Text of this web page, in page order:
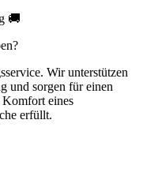
🚚
Wir unterstützen
und sorgen für einen
Komfort eines
erfüllt.